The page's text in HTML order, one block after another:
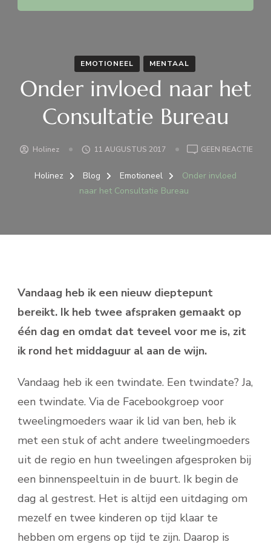
EMOTIONEEL MENTAAL
Onder invloed naar het
Consultatie Bureau
Holinez 11 AUGUSTUS 2017 GEEN REACTIEOP
Holinez Blog Emotioneel
Onder invloed
naar het Consultatie Bureau
Vandaag heb ik een nieuw dieptepunt
bereikt. Ik heb twee afspraken gemaakt op
één dag en omdat dat teveel voor me is, zit
ik rond het middaguur al aan de wijn.
Vandaag heb ik een twindate. Een twindate? Ja,
een twindate. Via de Facebookgroep voor
tweelingmoeders waar ik lid van ben, heb ik
met een stuk of acht andere tweelingmoeders
uit de regio en hun tweelingen afgesproken bij
een binnenspeeltuin in de buurt. Ik begin de
dag al gestrest. Het is altijd een uitdaging om
mezelf en twee kinderen op tijd klaar te
hebben om ergens op tijd te zijn. Daarop is